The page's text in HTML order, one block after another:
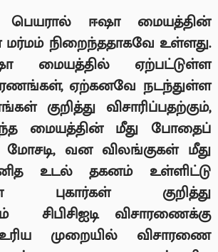
பெயரால் ஈஷா மையத்தின்
நிறைந்ததாகவே உள்ளது.
மையத்தில் ஏற்பட்டுள்ள
, ஏற்கனவே நடந்துள்ள
குறித்து விசாரிப்பதற்கும்,
மையத்தின் மீது போதைப்
மோசடி, வன விலங்குகள் மீது
உடல் தகனம் உள்ளிட்டு
புகார்கள் குறித்து
சிபிசிஐடி விசாரணைக்கு
உரிய முறையில் விசாரணை